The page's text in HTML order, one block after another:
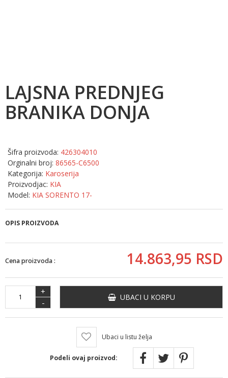
LAJSNA PREDNJEG
BRANIKA DONJA
Šifra proizvoda: 426304010
Orginalni broj: 86565-C6500
Kategorija: Karoserija
Proizvodjac: KIA
Model: KIA SORENTO 17-
OPIS PROIZVODA
Cena proizvoda : 14.863,95 RSD
+
-
UBACI U KORPU
Ubaci u listu želja
Podeli ovaj proizvod: